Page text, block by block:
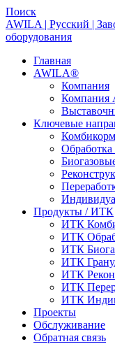
Поиск
AWILA | Русский |
оборудования
Главная
AWILA®
Компания
Компания
Ключевые
Обработка
Продукты / ИТК
ИТК
ИТК
ИТК
ИТК
ИТК
ИТК
ИТК
Проекты
Обслуживание
Обратная связь